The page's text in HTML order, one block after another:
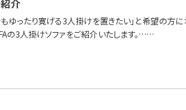
介
ゆったり寛げる3人掛けを置きたい」と希望の方
の3人掛けソファをご紹介いたします。……